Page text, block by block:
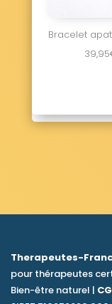
Bracelet
39,95
Therapeutes-
pour thérapeutes
Bien-être naturel |